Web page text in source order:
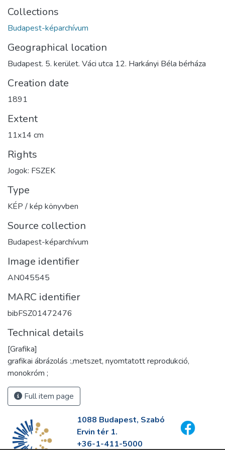
Collections
Budapest-képarchívum
Geographical location
Budapest. 5. kerület. Váci utca 12. Harkányi Béla bérháza
Creation date
1891
Extent
11x14 cm
Rights
Jogok: FSZEK
Type
KÉP / kép könyvben
Source collection
Budapest-képarchívum
Image identifier
AN045545
MARC identifier
bibFSZ01472476
Technical details
[Grafika]
grafikai ábrázolás :,metszet, nyomtatott reprodukció,
monokróm ;
Full item page
1088 Budapest, Szabó
Ervin tér 1.
+36-1-411-5000